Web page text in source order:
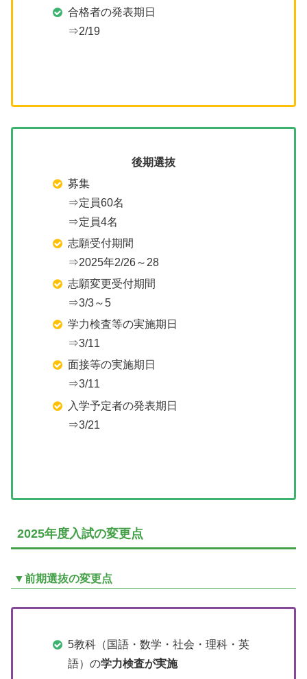
合格者の発表期日
⇒2/19
後期選抜
募集
⇒定員60名
⇒定員4名
志願受付期間
⇒2025年2/26～28
志願変更受付期間
⇒3/3～5
学力検査等の実施期日
⇒3/11
面接等の実施期日
⇒3/11
入学予定者の発表期日
⇒3/21
2025年度入試の変更点
▼前期選抜の変更点
5教科（国語・数学・社会・理科・英
語）の学力検査が実施